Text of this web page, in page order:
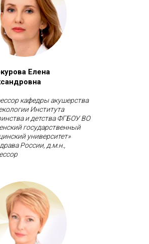
Елена
кафедры акушерства
Института
и детства ФГБОУ ВО
государственный
университет»
России, д.м.н.,